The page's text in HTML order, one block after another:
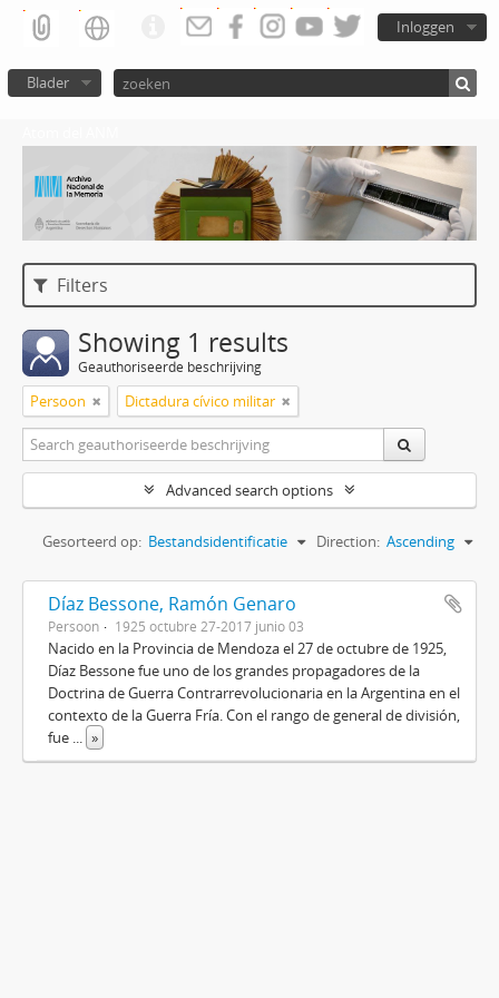
Inloggen
Blader
Filters
Showing 1 results
Geauthoriseerde beschrijving
Persoon Dictadura cívico militar
Advanced search options
Gesorteerd op: Bestandsidentificatie Direction: Ascending
Díaz Bessone, Ramón Genaro
Persoon 1925 octubre 27-2017 junio 03
Nacido en la Provincia de Mendoza el 27 de octubre de 1925,
Díaz Bessone fue uno de los grandes propagadores de la
Doctrina de Guerra Contrarrevolucionaria en la Argentina en el
contexto de la Guerra Fría. Con el rango de general de división,
fue ... »